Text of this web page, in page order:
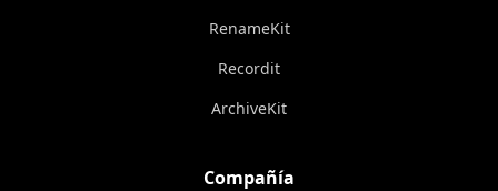
RenameKit
Recordit
ArchiveKit
Compañía